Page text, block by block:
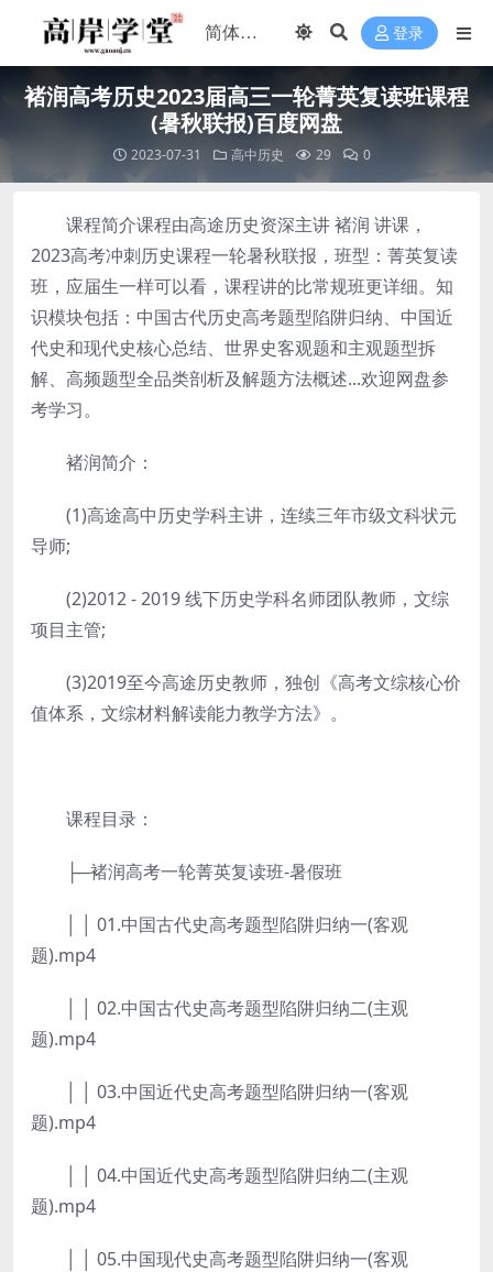
登录
褚润高考历史2023届高三一轮菁英复读班课程
(暑秋联报)百度网盘
2023-07-31 高中历史 29 0
课程简介课程由高途历史资深主讲 褚润 讲课，
2023高考冲刺历史课程一轮暑秋联报，班型：菁英复读
班，应届生一样可以看，课程讲的比常规班更详细。知
识模块包括：中国古代历史高考题型陷阱归纳、中国近
代史和现代史核心总结、世界史客观题和主观题型拆
解、高频题型全品类剖析及解题方法概述...欢迎网盘参
考学习。
褚润简介：
(1)高途高中历史学科主讲，连续三年市级文科状元
导师;
(2)2012 - 2019 线下历史学科名师团队教师，文综
项目主管;
(3)2019至今高途历史教师，独创《高考文综核心价
值体系，文综材料解读能力教学方法》。
课程目录：
├─褚润高考一轮菁英复读班-暑假班
│ │ 01.中国古代史高考题型陷阱归纳一(客观
题).mp4
│ │ 02.中国古代史高考题型陷阱归纳二(主观
题).mp4
│ │ 03.中国近代史高考题型陷阱归纳一(客观
题).mp4
│ │ 04.中国近代史高考题型陷阱归纳二(主观
题).mp4
│ │ 05.中国现代史高考题型陷阱归纳一(客观